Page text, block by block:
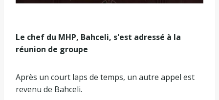
Le chef du MHP, Bahceli, s'est adressé à la
réunion de groupe
Après un court laps de temps, un autre appel est
revenu de Bahceli.